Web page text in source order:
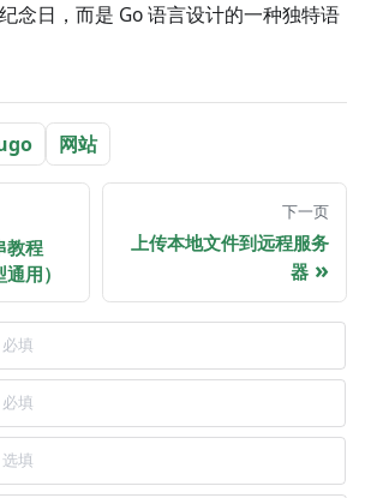
念日，而是 Go 语言设计的一种独特语
网站
教程
用）
下一页
上传本地文件到远程服务
器